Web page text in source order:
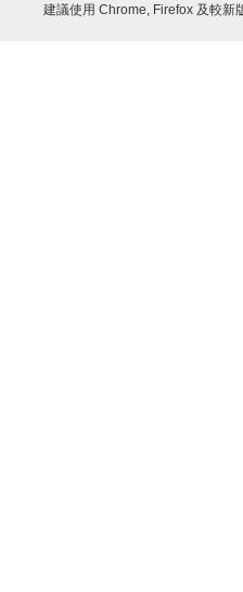
建議使用 Chrome, Firefox 及較新